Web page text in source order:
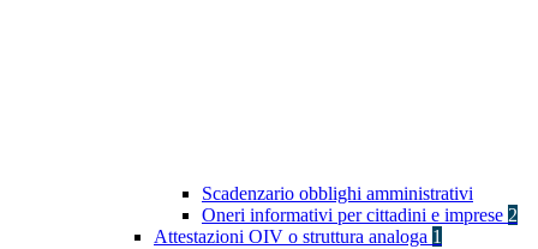
Scadenzario obblighi amministrativi
Oneri informativi per cittadini e imprese 2
Attestazioni OIV o struttura analoga 1